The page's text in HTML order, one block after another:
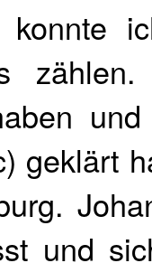
konnte
geklärt
und